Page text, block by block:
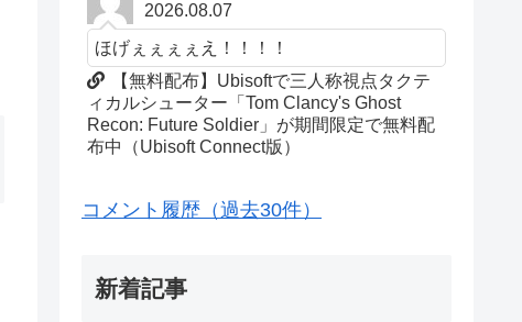
2026.08.07
ほげぇぇぇぇえ！！！！
【無料配布】Ubisoftで三人称視点タクテ
ィカルシューター「Tom Clancy's Ghost
Recon: Future Soldier」が期間限定で無料配
布中（Ubisoft Connect版）
コメント履歴（過去30件）
新着記事